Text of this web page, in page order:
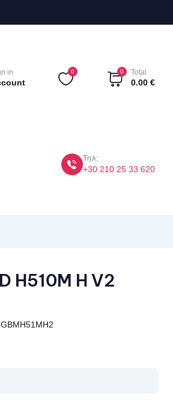
in 0 0 Total
0.00 €
Τηλ:
+30 210 25 33 620
H510M H V2